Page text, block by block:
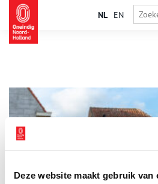
Deze website maakt gebruik van
NL EN